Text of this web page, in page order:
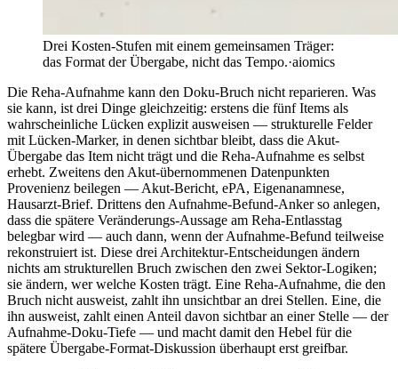
Drei Kosten-Stufen mit einem gemeinsamen Träger:
das Format der Übergabe, nicht das Tempo.·aiomics
Die Reha-Aufnahme kann den Doku-Bruch nicht reparieren. Was
sie kann, ist drei Dinge gleichzeitig: erstens die fünf Items als
wahrscheinliche Lücken explizit ausweisen — strukturelle Felder
mit Lücken-Marker, in denen sichtbar bleibt, dass die Akut-
Übergabe das Item nicht trägt und die Reha-Aufnahme es selbst
erhebt. Zweitens den Akut-übernommenen Datenpunkten
Provenienz beilegen — Akut-Bericht, ePA, Eigenanamnese,
Hausarzt-Brief. Drittens den Aufnahme-Befund-Anker so anlegen,
dass die spätere Veränderungs-Aussage am Reha-Entlasstag
belegbar wird — auch dann, wenn der Aufnahme-Befund teilweise
rekonstruiert ist. Diese drei Architektur-Entscheidungen ändern
nichts am strukturellen Bruch zwischen den zwei Sektor-Logiken;
sie ändern, wer welche Kosten trägt. Eine Reha-Aufnahme, die den
Bruch nicht ausweist, zahlt ihn unsichtbar an drei Stellen. Eine, die
ihn ausweist, zahlt einen Anteil davon sichtbar an einer Stelle — der
Aufnahme-Doku-Tiefe — und macht damit den Hebel für die
spätere Übergabe-Format-Diskussion überhaupt erst greifbar.